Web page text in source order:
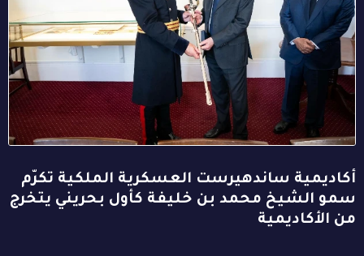
أكاديمية ساندهيرست العسكرية الملكية تكرّم
سمو الشيخ محمد بن خليفة كأول بحريني يتخرج
من الأكاديمية